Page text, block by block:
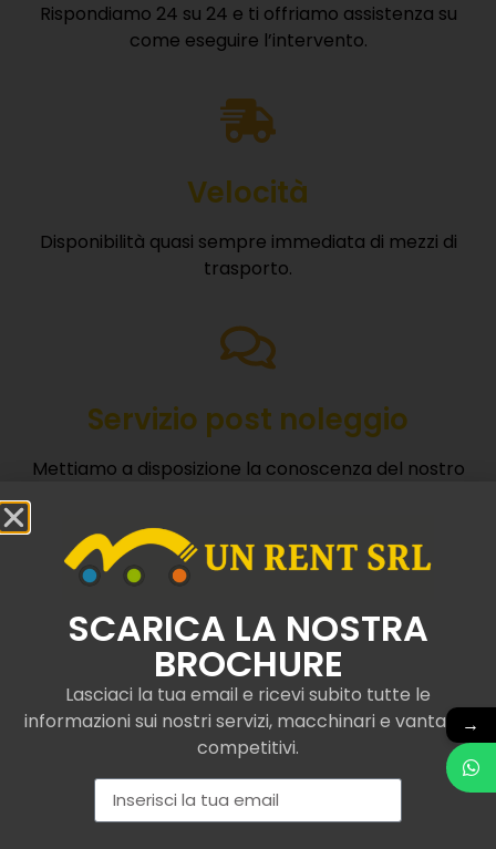
Rispondiamo 24 su 24 e ti offriamo assistenza su
come eseguire l’intervento.
Velocità
Disponibilità quasi sempre immediata di mezzi di
trasporto.
Servizio post noleggio
Mettiamo a disposizione la conoscenza del nostro
Camion con gru e
ribaltabile noleggiati a
Bedonia
→
SCARICA LA NOSTRA
BROCHURE
Lasciaci la tua email e ricevi subito tutte le
informazioni sui nostri servizi, macchinari e vantaggi
competitivi.